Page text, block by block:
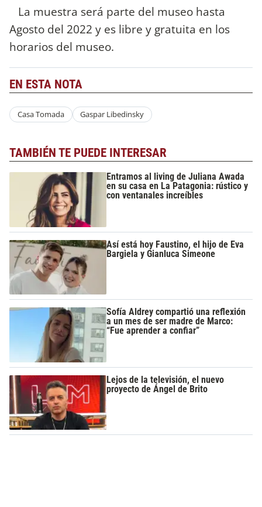
La muestra será parte del museo hasta
Agosto del 2022 y es libre y gratuita en los
horarios del museo.
EN ESTA NOTA
Casa Tomada Gaspar Libedinsky
TAMBIÉN TE PUEDE INTERESAR
Entramos al living de Juliana Awada
en su casa en La Patagonia: rústico y
con ventanales increíbles
Así está hoy Faustino, el hijo de Eva
Bargiela y Gianluca Simeone
Sofía Aldrey compartió una reflexión
a un mes de ser madre de Marco:
“Fue aprender a confiar”
Lejos de la televisión, el nuevo
proyecto de Ángel de Brito